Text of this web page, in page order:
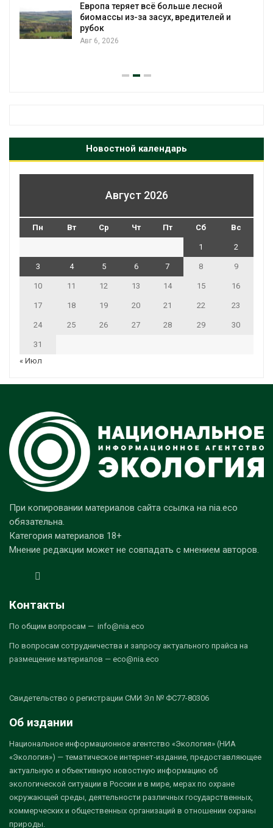
Европа теряет всё больше лесной
биомассы из-за засух, вредителей и
рубок
Авг 6, 2026
Новостной календарь
Август 2026
Пн Вт Ср Чт Пт Сб Вс
1 2
3 4 5 6 7 8 9
10 11 12 13 14 15 16
17 18 19 20 21 22 23
24 25 26 27 28 29 30
31
« Июл
При копировании материалов сайта ссылка на nia.eco
обязательна.
Категория материалов 18+
Мнение редакции может не совпадать с мнением авторов.
Контакты
По общим вопросам — info@nia.eco
По вопросам сотрудничества и запросу актуального прайса на
размещение материалов — eco@nia.eco
Свидетельство о регистрации СМИ Эл № ФС77-80306
Об издании
Национальное информационное агентство «Экология» (НИА
«Экология») — тематическое интернет-издание, предоставляющее
актуальную и объективную новостную информацию об
экологической ситуации в России и в мире, мерах по охране
окружающей среды, деятельности различных государственных,
коммерческих и общественных организаций в отношении охраны
природы.